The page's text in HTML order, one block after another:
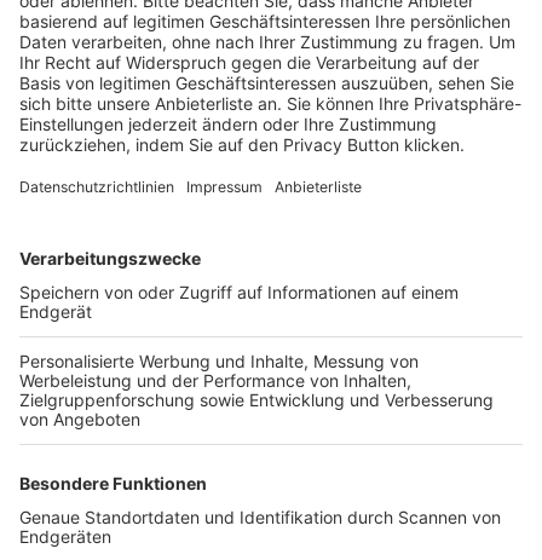
BFV-Geschäftsstellen
Trainerbörse
Login SpielPlus
FOLGE DEM BFV
TOP-VEREINE
TOP-PARTNER